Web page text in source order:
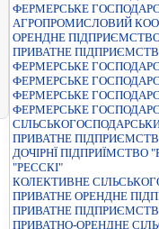
ФЕРМЕРСЬКЕ
АГРОПРОМИСЛОВИЙ
ОРЕНДНЕ
ПРИВАТНЕ
ФЕРМЕРСЬКЕ
ФЕРМЕРСЬКЕ
ФЕРМЕРСЬКЕ
ФЕРМЕРСЬКЕ
ПРИВАТНЕ
ДОЧIРНЇ
"РЕССКI"
КОЛЕКТИВНЕ
ПРИВАТНЕ ОРЕНДНЕ
ПРИВАТНЕ
ПРИВАТНО-ОРЕНДНЕ